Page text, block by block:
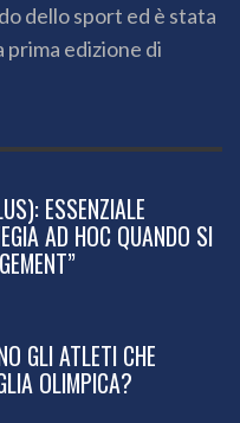
dello sport ed è stata
edizione di
ESSENZIALE
AD HOC QUANDO SI
GLI ATLETI CHE
OLIMPICA?